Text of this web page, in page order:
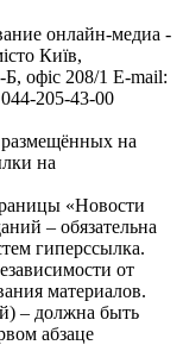
онлайн-медиа -
Київ,
офіс 208/1 E-mail:
205-43-00
на
на
«Новости
– обязательна
гиперссылка.
от
материалов.
– должна быть
абзаце